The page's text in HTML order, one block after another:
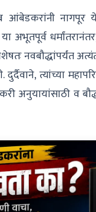
आंबेडकरांनी नागपूर
अभूतपूर्व
नवबौद्धांपर्यंत
दुर्दैवाने, त्यांच्या
व बौद्ध